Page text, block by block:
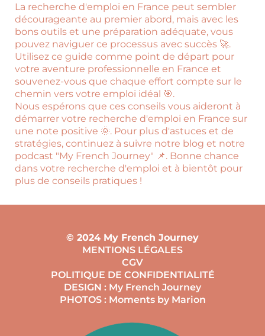
La recherche d'emploi en France peut sembler
décourageante au premier abord, mais avec les
bons outils et une préparation adéquate, vous
pouvez naviguer ce processus avec succès 🚀.
Utilisez ce guide comme point de départ pour
votre aventure professionnelle en France et
souvenez-vous que chaque effort compte sur le
chemin vers votre emploi idéal 🎯.
Nous espérons que ces conseils vous aideront à
démarrer votre recherche d'emploi en France sur
une note positive 🌞. Pour plus d'astuces et de
stratégies, continuez à suivre notre blog et notre
podcast "My French Journey" 📌. Bonne chance
dans votre recherche d'emploi et à bientôt pour
plus de conseils pratiques !
© 2024 My French Journey
MENTIONS LÉGALES
CGV
POLITIQUE DE CONFIDENTIALITÉ
DESIGN : My French Journey
PHOTOS : Moments by Marion